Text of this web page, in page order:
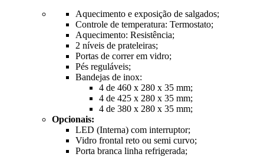
Aquecimento e exposição de salgados;
Controle de temperatura: Termostato;
Aquecimento: Resistência;
2 níveis de prateleiras;
Portas de correr em vidro;
Pés reguláveis;
Bandejas de inox:
4 de 460 x 280 x 35 mm;
4 de 425 x 280 x 35 mm;
4 de 380 x 280 x 35 mm;
Opcionais:
LED (Interna) com interruptor;
Vidro frontal reto ou semi curvo;
Porta branca linha refrigerada;